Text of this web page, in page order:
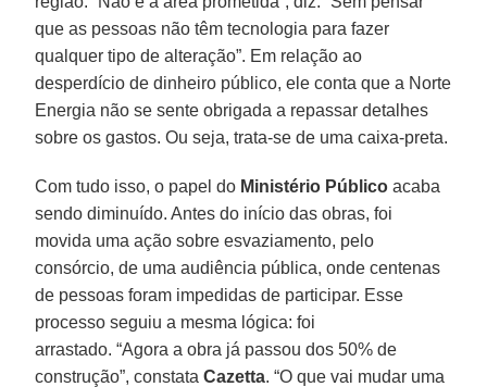
que as pessoas não têm tecnologia para fazer
qualquer tipo de alteração”. Em relação ao
desperdício de dinheiro público, ele conta que a Norte
Energia não se sente obrigada a repassar detalhes
sobre os gastos. Ou seja, trata-se de uma caixa-preta.
Com tudo isso, o papel do Ministério Público acaba
sendo diminuído. Antes do início das obras, foi
movida uma ação sobre esvaziamento, pelo
consórcio, de uma audiência pública, onde centenas
de pessoas foram impedidas de participar. Esse
processo seguiu a mesma lógica: foi
arrastado. “Agora a obra já passou dos 50% de
construção”, constataCazetta. “O que vai mudar uma